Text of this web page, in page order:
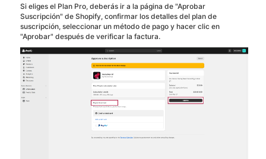
Si eliges el Plan Pro, deberás ir a la página de "Aprobar
Suscripción" de Shopify, confirmar los detalles del plan de
suscripción, seleccionar un método de pago y hacer clic en
"Aprobar" después de verificar la factura.